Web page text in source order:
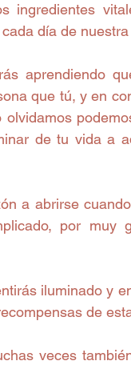
ingredientes
día de
aprendiendo
que tú, y en
olvidamos
de tu vida a
a abrirse
por
iluminado y
de
veces